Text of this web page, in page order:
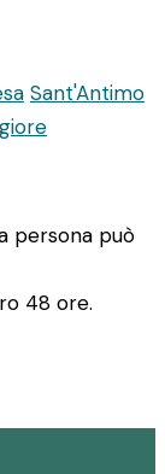
Sant'Antimo
persona può
48 ore.